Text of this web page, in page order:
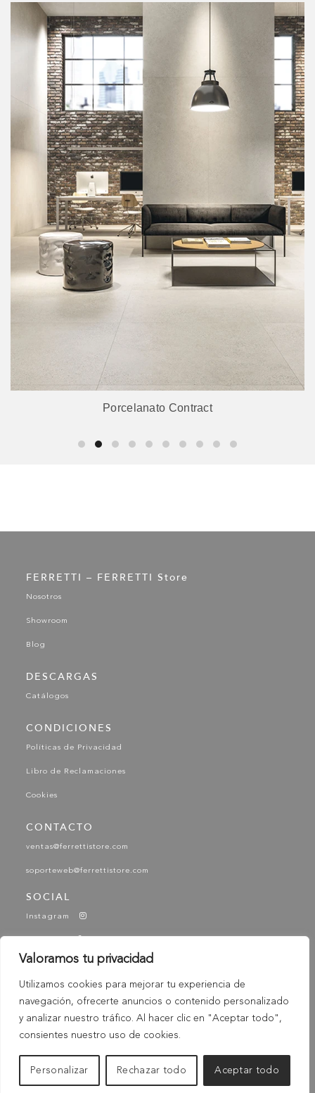
Valoramos tu privacidad
Utilizamos cookies para mejorar tu experiencia de
navegación, ofrecerte anuncios o contenido personalizado
y analizar nuestro tráfico. Al hacer clic en "Aceptar todo",
consientes nuestro uso de cookies.
Personalizar Rechazar todo Aceptar todo
Porcelanato Contract
FERRETTI – FERRETTI Store
Nosotros
Showroom
Blog
DESCARGAS
Catálogos
CONDICIONES
Políticas de Privacidad
Libro de Reclamaciones
Cookies
CONTACTO
ventas@ferrettistore.com
soporteweb@ferrettistore.com
SOCIAL
Instagram
YouTube
Tik Tok
-
© 2025 Ferretti - Ferretti Store. Todos los derechos
Reservados